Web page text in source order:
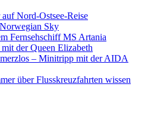
Nord-Ostsee-Reise
Sky
Fernsehschiff MS Artania
der Queen Elizabeth
– Minitripp mit der AIDA
über Flusskreuzfahrten wissen